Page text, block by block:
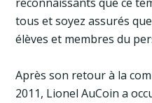
tous et soyez assurés
élèves et membres du
Après son retour à la
2011, Lionel AuCoin a